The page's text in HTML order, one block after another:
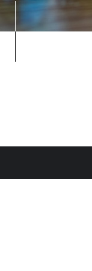
安心・安全への取り組み